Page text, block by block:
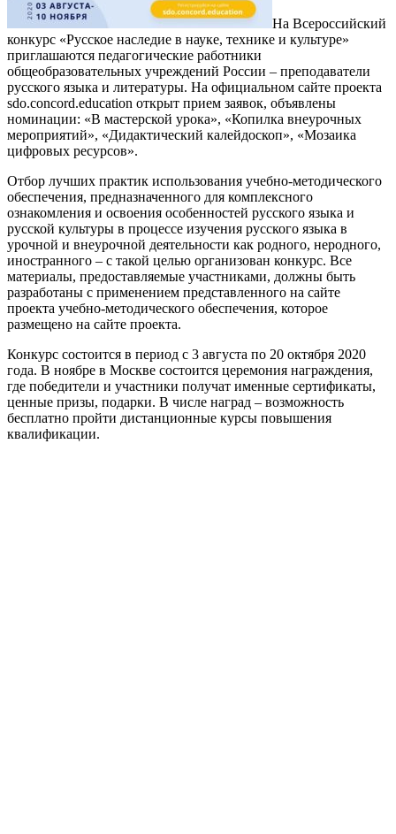
На Всероссийский
конкурс «Русское наследие в науке, технике и культуре»
приглашаются педагогические работники
общеобразовательных учреждений России – преподаватели
русского языка и литературы. На официальном сайте проекта
sdo.concord.education открыт прием заявок, объявлены
номинации: «В мастерской урока», «Копилка внеурочных
мероприятий», «Дидактический калейдоскоп», «Мозаика
цифровых ресурсов».
Отбор лучших практик использования учебно-методического
обеспечения, предназначенного для комплексного
ознакомления и освоения особенностей русского языка и
русской культуры в процессе изучения русского языка в
урочной и внеурочной деятельности как родного, неродного,
иностранного – с такой целью организован конкурс. Все
материалы, предоставляемые участниками, должны быть
разработаны с применением представленного на сайте
проекта учебно-методического обеспечения, которое
размещено на сайте проекта.
Конкурс состоится в период с 3 августа по 20 октября 2020
года. В ноябре в Москве состоится церемония награждения,
где победители и участники получат именные сертификаты,
ценные призы, подарки. В числе наград – возможность
бесплатно пройти дистанционные курсы повышения
квалификации.